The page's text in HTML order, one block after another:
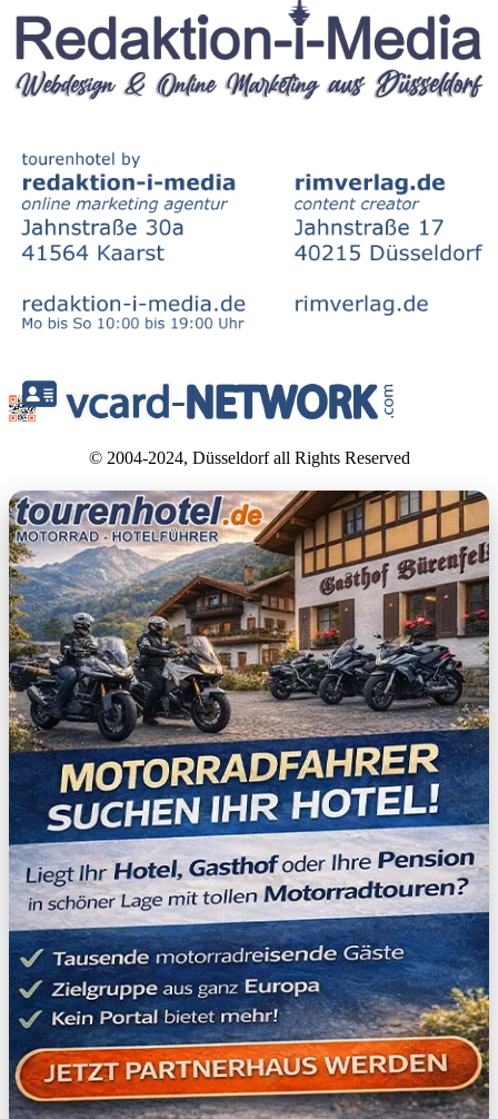
© 2004-2024, Düsseldorf all Rights Reserved